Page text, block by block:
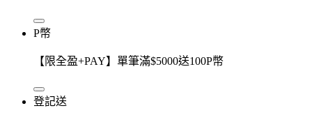
P幣
【限全盈+PAY】單筆滿$5000送100P幣
登記送